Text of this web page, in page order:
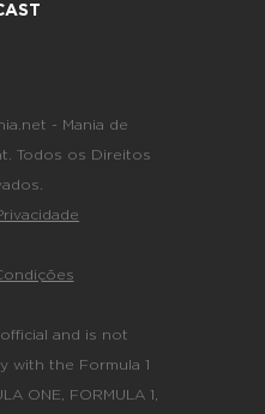
- Mania de
Todos os Direitos
and is not
with the Formula 1
ONE, FORMULA 1,